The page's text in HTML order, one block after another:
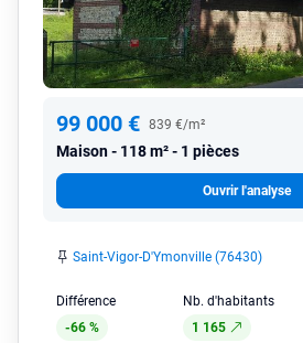
99 000 € 839 €/m²
Maison 118 m² - 1 pièces
Ouvrir l'analyse
Saint-Vigor-D'Ymonville (76430)
Différence
-66 %
Nb. d'habitants
1 165